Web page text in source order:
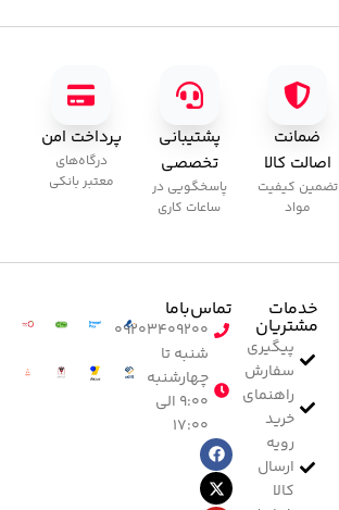
ضمانت
اصالت کالا
تضمین کیفیت
مواد
پشتیبانی
تخصصی
پاسخگویی در
ساعات کاری
پرداخت امن
درگاه‌های
معتبر بانکی
خدمات
مشتریان
پیگیری
سفارش
راهنمای
خرید
رویه
ارسال
کالا
تماس‌با‌ما
۰۹۲۰۳۴۰۹۲۰۰
شنبه تا
چهارشنبه
۹:۰۰ الی
۱۷:۰۰